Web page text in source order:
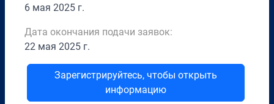
6 мая 2025 г.
Дата окончания подачи заявок:
22 мая 2025 г.
Зарегистрируйтесь, чтобы открыть
информацию